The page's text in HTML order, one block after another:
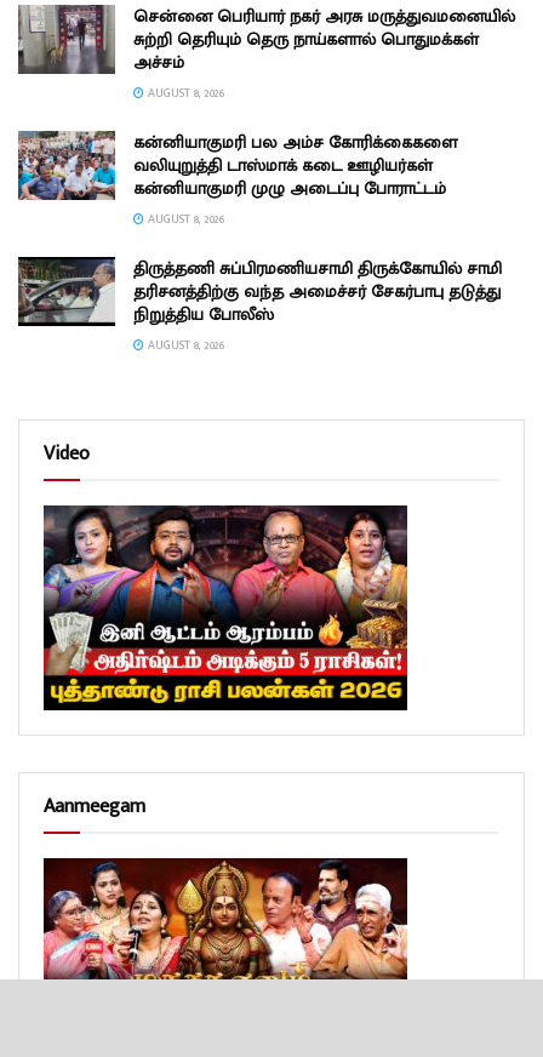
சென்னை பெரியார் நகர் அரசு மருத்துவமனையில்
சுற்றி தெரியும் தெரு நாய்களால் பொதுமக்கள்
அச்சம்
AUGUST 8, 2026
கன்னியாகுமரி பல அம்ச கோரிக்கைகளை
வலியுறுத்தி டாஸ்மாக் கடை ஊழியர்கள்
கன்னியாகுமரி முழு அடைப்பு போராட்டம்
AUGUST 8, 2026
திருத்தணி சுப்பிரமணியசாமி திருக்கோயில் சாமி
தரிசனத்திற்கு வந்த அமைச்சர் சேகர்பாபு தடுத்து
நிறுத்திய போலீஸ்
AUGUST 8, 2026
Video
Aanmeegam